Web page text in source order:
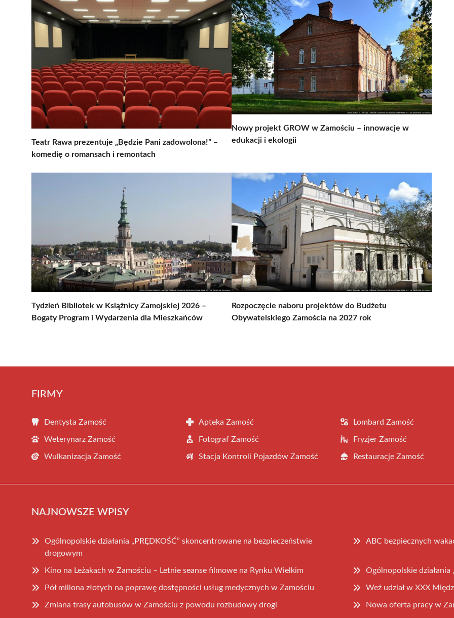
Teatr Rawa prezentuje „Będzie Pani zadowolona!” –
komedię o romansach i remontach
Nowy projekt GROW w Zamościu – innowacje w
edukacji i ekologii
Tydzień Bibliotek w Książnicy Zamojskiej 2026 –
Bogaty Program i Wydarzenia dla Mieszkańców
Rozpoczęcie naboru projektów do Budżetu
Obywatelskiego Zamościa na 2027 rok
FIRMY
Dentysta Zamość Apteka Zamość Lombard Zamość
Weterynarz Zamość Fotograf Zamość Fryzjer Zamość
Wulkanizacja Zamość Stacja Kontroli Pojazdów Zamość Restauracje Zamość
NAJNOWSZE WPISY
Ogólnopolskie działania „PRĘDKOŚĆ” skoncentrowane na bezpieczeństwie
drogowym
ABC bezpiecznych
Kino na Leżakach w Zamościu – Letnie seanse filmowe na Rynku Wielkim Ogólnopolskie działania
Pół miliona złotych na poprawę dostępności usług medycznych w Zamościu Weź udział w XXX
Zmiana trasy autobusów w Zamościu z powodu rozbudowy drogi Nowa oferta pracy w